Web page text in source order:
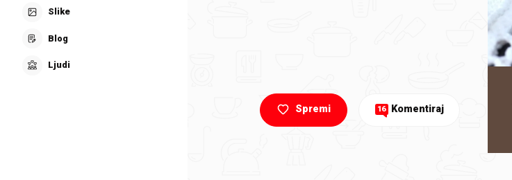
Slike
Blog
Ljudi
Spremi 16 Komentiraj